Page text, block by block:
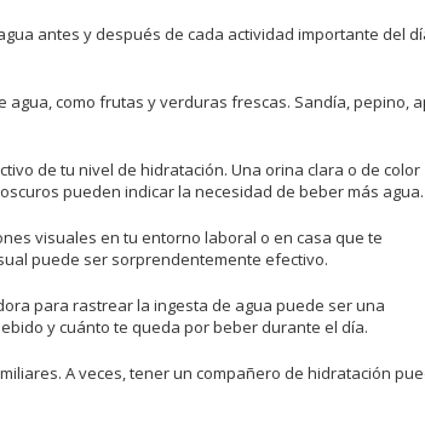
antes y después de cada actividad importante del
como frutas y verduras frescas. Sandía, pepino,
de tu nivel de hidratación. Una orina clara o de color
pueden indicar la necesidad de beber más agua.
visuales en tu entorno laboral o en casa que te
puede ser sorprendentemente efectivo.
para rastrear la ingesta de agua puede ser una
y cuánto te queda por beber durante el día.
A veces, tener un compañero de hidratación